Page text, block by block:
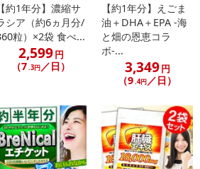
、食物繊維など豊富な成分を含んでいま
たい方から注目を集めている素材です。
い香りが特徴のラズベリーは、女性特有
ンを多く含むほかにマグネシウムや鉄分
す。
ら利用され続けてきたハーブでイノシト
【約1年分】濃縮サ
シア（約6ヵ月分/
粒）×2袋 食べ...
2,599円
（7 .3円 ／日）
【約1年分】えごま
油＋DHA＋EPA -海
と畑の恩恵コラ
ボ-...
3,349円
（9 .4円 ／日）